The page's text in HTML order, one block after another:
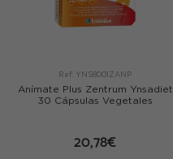
Ref: YNS8001ZANP
Anímate Plus Zentrum Ynsadiet
30 Cápsulas Vegetales
20,78€